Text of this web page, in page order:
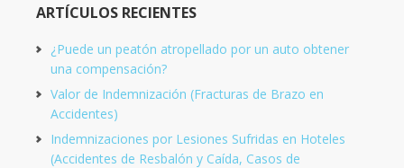
ARTÍCULOS RECIENTES
¿Puede un peatón atropellado por un auto obtener
una compensación?
Valor de Indemnización (Fracturas de Brazo en
Accidentes)
Indemnizaciones por Lesiones Sufridas en Hoteles
(Accidentes de Resbalón y Caída, Casos de